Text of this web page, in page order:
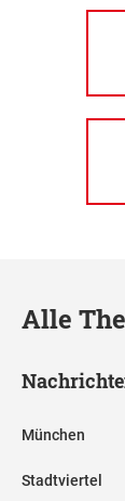
Alle
München
Stadtviertel